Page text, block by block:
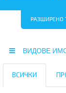
РАЗШИРЕНО
ВИДОВЕ
ВСИЧКИ